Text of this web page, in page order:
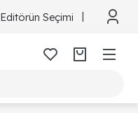
Editörün Seçimi